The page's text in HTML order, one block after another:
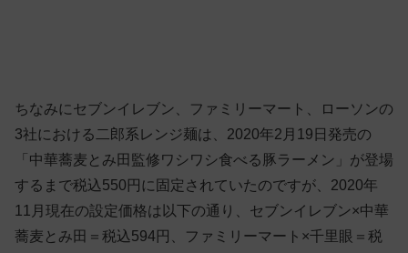
ちなみにセブンイレブン、ファミリーマート、ローソンの
3社における二郎系レンジ麺は、2020年2月19日発売の
「中華蕎麦とみ田監修ワシワシ食べる豚ラーメン」が登場
するまで税込550円に固定されていたのですが、2020年
11月現在の設定価格は以下の通り、セブンイレブン×中華
蕎麦とみ田＝税込594円、ファミリーマート×千里眼＝税